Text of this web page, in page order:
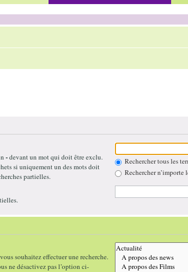
-devant un mot qui doit être exclu.
si uniquement un des mots doit
partielles.
Rechercher tous les
Rechercher n’importe
souhaitez effectuer une recherche.
ne désactivez pas l’option ci-